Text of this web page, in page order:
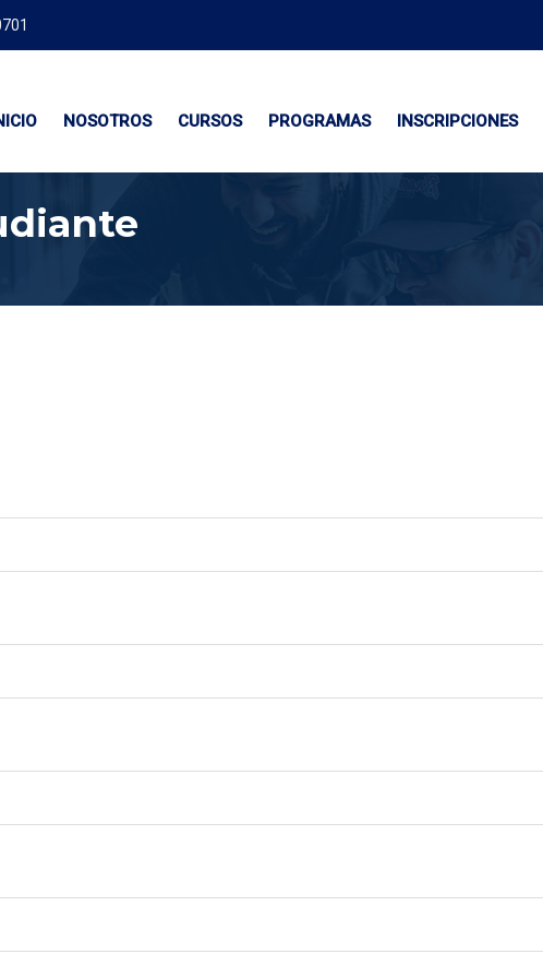
NOSOTROS CURSOS PROGRAMAS INSCRIPCIONES